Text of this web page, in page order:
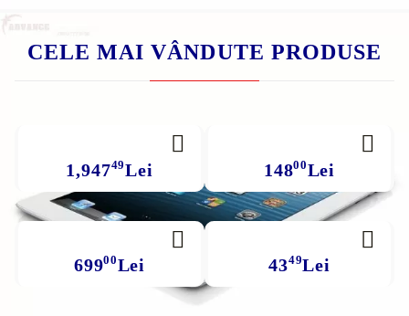
CELE MAI VÂNDUTE PRODUSE
1,94749Lei 14800Lei
69900Lei 4349Lei